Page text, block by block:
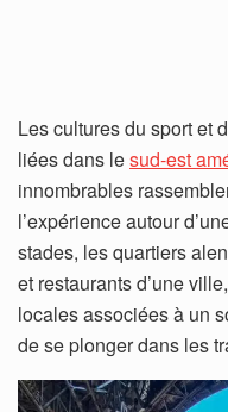
Les cultures du sport et
liées dans lesud-est
innombrables
l’expérience autour
stades, les quartiers
et restaurants d’une
locales associées à un
de se plonger dans les